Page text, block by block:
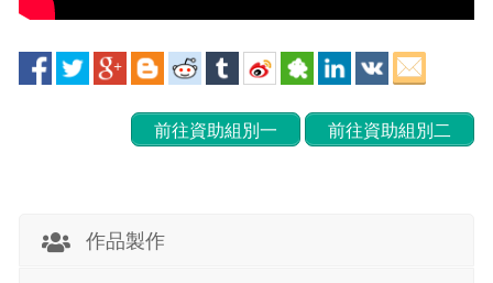
前往資助組別一 前往資助組別二
作品製作